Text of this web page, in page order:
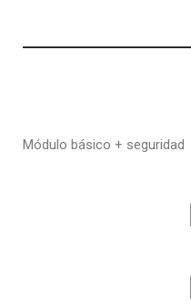
Módulo básico + seguridad